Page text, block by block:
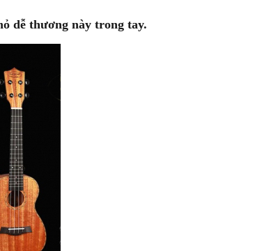
dễ thương này trong tay.